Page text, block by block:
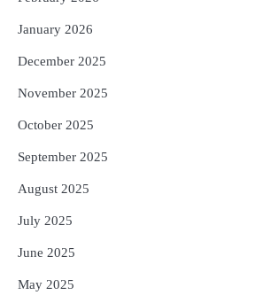
January 2026
December 2025
November 2025
October 2025
September 2025
August 2025
July 2025
June 2025
May 2025